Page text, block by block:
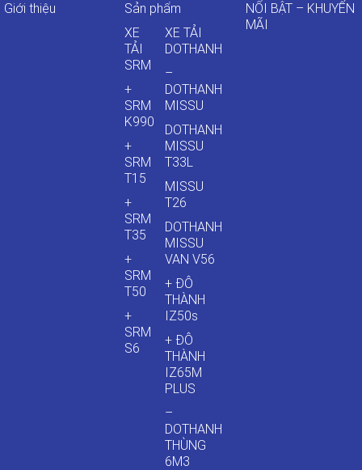
Giới thiệu
Sản phẩm
XE
TẢI
SRM
+
SRM
K990
+
SRM
T15
+
SRM
T35
+
SRM
T50
+
SRM
S6
XE TẢI
DOTHANH
–
DOTHANH
MISSU
DOTHANH
MISSU
T33L
MISSU
T26
DOTHANH
MISSU
VAN V56
+ ĐÔ
THÀNH
IZ50s
+ ĐÔ
THÀNH
IZ65M
PLUS
–
DOTHANH
THÙNG
6M3
NỔI BẬT – KHUYẾN
MÃI